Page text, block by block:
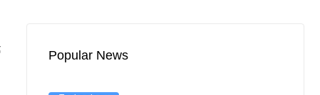
Popular News